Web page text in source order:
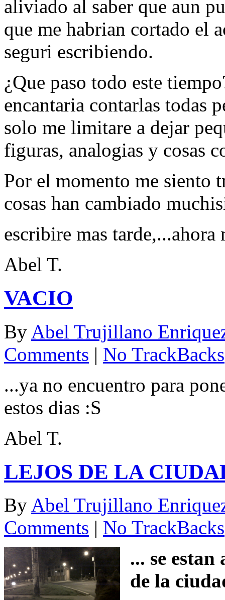
aliviado al saber que aun
que me habrian cortado el
seguri escribiendo.
¿Que paso todo este
encantaria contarlas todas
solo me limitare a dejar
figuras, analogias y cosas
Por el momento me siento
cosas han cambiado
escribire mas tarde,...ahora
Abel T.
VACIO
By Abel Trujillano
Comments | No TrackBacks
...ya no encuentro para
estos dias :S
Abel T.
LEJOS DE LA
By Abel Trujillano
Comments | No TrackBacks
... se
de la